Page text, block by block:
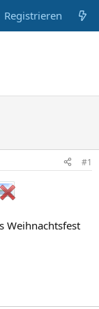
Registrieren
#1
Weihnachtsfest